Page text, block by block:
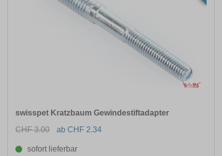
swisspet Kratzbaum Gewindestiftadapter
CHF 3.00
ab CHF 2.34
sofort lieferbar